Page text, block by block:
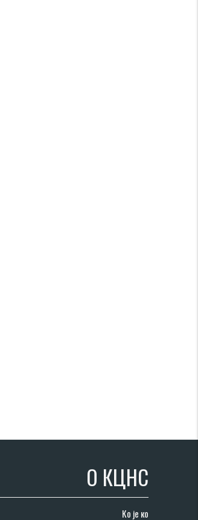
О КЦНС
Ко је ко